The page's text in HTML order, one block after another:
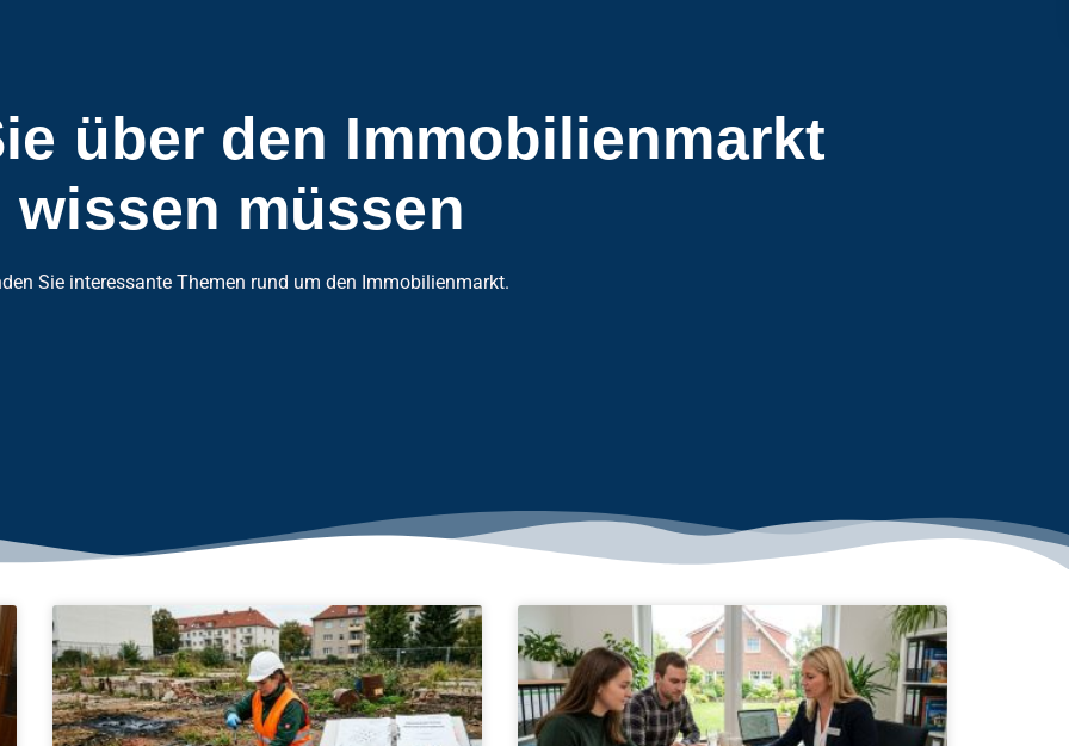
über den Immobilienmarkt
wissen müssen
Sie interessante Themen rund um den Immobilienmarkt.